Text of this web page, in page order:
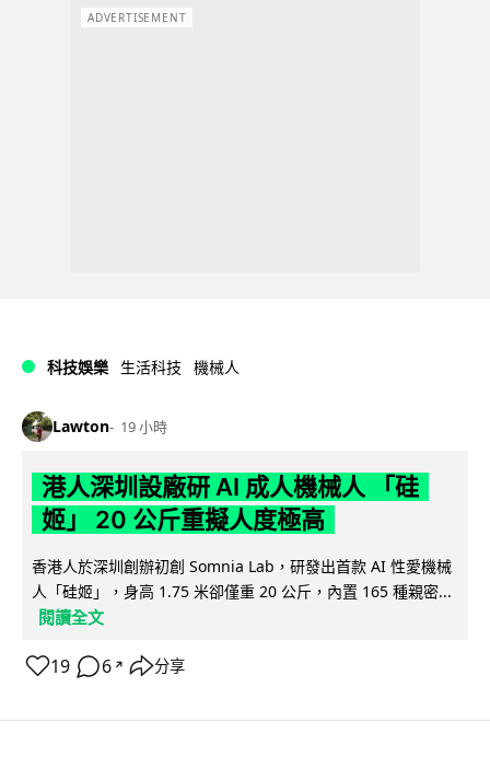
ADVERTISEMENT
科技娛樂 生活科技 機械人
Lawton 19 小時
港人深圳設廠研 AI 成人機械人 「硅
姬」 20 公斤重擬人度極高
香港人於深圳創辦初創 Somnia Lab，研發出首款 AI 性愛機械
人「硅姬」，身高 1.75 米卻僅重 20 公斤，內置 165 種親密...
閱讀全文
19 6 ↗ 分享